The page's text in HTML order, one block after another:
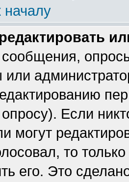
началу
или
Если
могут
то
его. Это